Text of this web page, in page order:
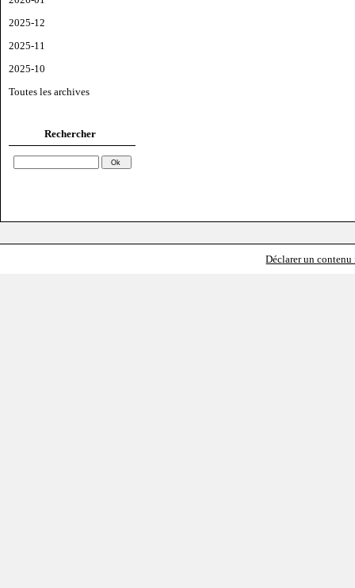
2025-12
2025-11
2025-10
Toutes les archives
Rechercher
Déclarer un